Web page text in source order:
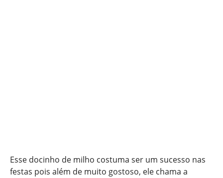
Esse docinho de milho costuma ser um sucesso nas
festas pois além de muito gostoso, ele chama a